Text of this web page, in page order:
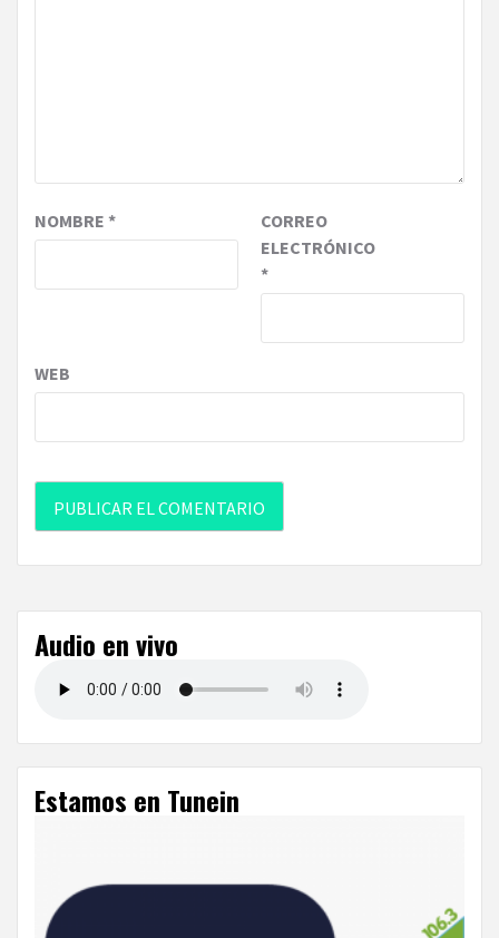
NOMBRE *
CORREO
ELECTRÓNICO
*
WEB
Audio en vivo
Estamos en Tunein